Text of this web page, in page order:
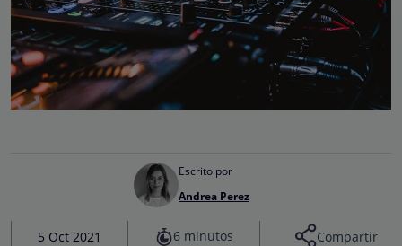
Escrito por
Andrea Perez
5 Oct 2021 6 minutos Compartir